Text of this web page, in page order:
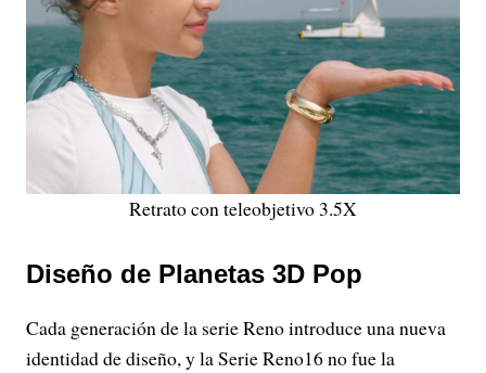
Retrato con teleobjetivo 3.5X
Diseño de Planetas 3D Pop
Cada generación de la serie Reno introduce una nueva
identidad de diseño, y la Serie Reno16 no fue la